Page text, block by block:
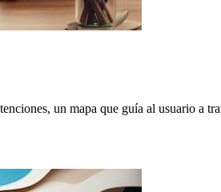
un mapa que guía al usuario a